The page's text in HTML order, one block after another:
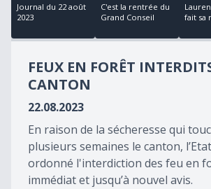
18
minutes,
seconds
Journal du 22 août
2023
C'est la rentrée du
Grand Conseil
fait sa
FEUX EN FORÊT
CANTON
22.08.2023
En raison de la sécheresse qui
plusieurs semaines le canton,
ordonné l'interdiction des feu en
immédiat et jusqu’à nouvel avis.